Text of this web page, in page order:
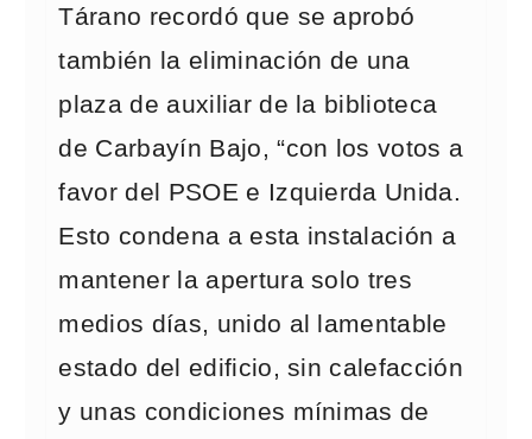
Tárano recordó que se aprobó
también la eliminación de una
plaza de auxiliar de la biblioteca
de Carbayín Bajo, “con los votos a
favor del PSOE e Izquierda Unida.
Esto condena a esta instalación a
mantener la apertura solo tres
medios días, unido al lamentable
estado del edificio, sin calefacción
y unas condiciones mínimas de